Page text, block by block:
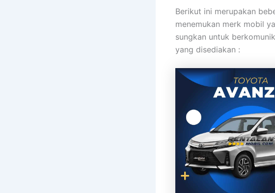
Berikut ini merupakan
menemukan merk mobil
sungkan untuk
yang disediakan :